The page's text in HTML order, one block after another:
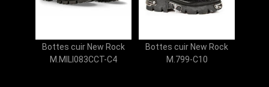
Bottes cuir New Rock
M.MILI083CCT-C4
Bottes cuir New Rock
M.799-C10